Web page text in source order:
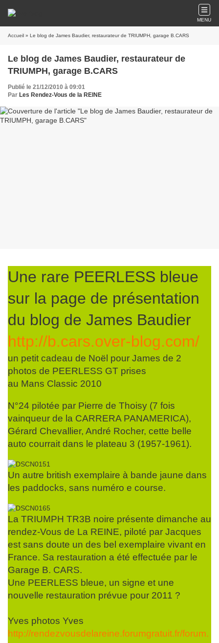
MENU
Accueil » Le blog de James Baudier, restaurateur de TRIUMPH, garage B.CARS
Le blog de James Baudier, restaurateur de
TRIUMPH, garage B.CARS
Publié le 21/12/2010 à 09:01
Par Les Rendez-Vous de la REINE
Une rare PEERLESS bleue
sur la page de présentation
du blog de James Baudier
http://b.cars.over-blog.com/
un petit cadeau de Noël pour James de 2
photos de PEERLESS GT prises
au Mans Classic 2010
N°24 pilotée par Pierre de Thoisy (7 fois
vainqueur de la CARRERA PANAMERICA),
Gérard Chevallier, André Rocher, cette belle
auto courrait dans le plateau 3 (1957-1961).
Un autre british exemplaire à bande jaune dans
les paddocks, sans numéro e course.
La TRIUMPH TR3B noire présente dimanche au
rendez-Vous de La REINE, piloté par Jacques
est sans doute un des bel exemplaire vivant en
France. Sa restauration a été effectuée par le
Garage B. CARS.
Une PEERLESS bleue, un signe et une
nouvelle restauration prévue pour 2011 ?
Yves photos Yves
http://rendezvousdelareine.forumgratuit.fr/forum.